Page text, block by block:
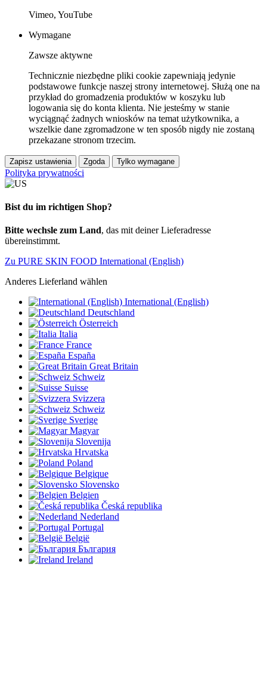
Vimeo, YouTube
Wymagane
Zawsze aktywne
Technicznie niezbędne pliki cookie zapewniają jedynie
podstawowe funkcje naszej strony internetowej. Służą one na
przykład do gromadzenia produktów w koszyku lub
logowania się do konta klienta. Nie jesteśmy w stanie
wyciągnąć żadnych wniosków na temat użytkownika, a
wszelkie dane zgromadzone w ten sposób nigdy nie zostaną
przekazane stronom trzecim.
Zapisz ustawienia Zgoda Tylko wymagane
Polityka prywatności
Bist du im richtigen Shop?
Bitte wechsle zum Land, das mit deiner Lieferadresse
übereinstimmt.
Zu PURE SKIN FOOD International (English)
Anderes Lieferland wählen
International (English)
Deutschland
Österreich
Italia
France
España
Great Britain
Schweiz
Suisse
Svizzera
Schweiz
Sverige
Magyar
Slovenija
Hrvatska
Poland
Belgique
Slovensko
Belgien
Česká republika
Nederland
Portugal
België
България
Ireland